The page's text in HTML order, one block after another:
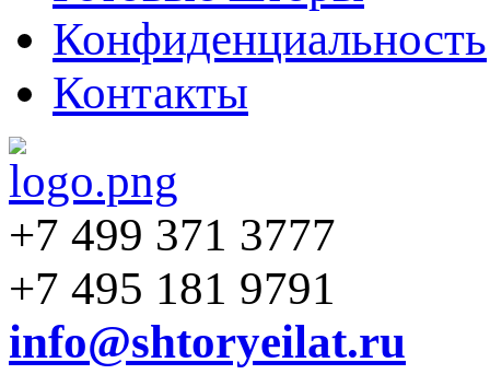
Конфиденциальность
Контакты
+7 499 371 3777
+7 495 181 9791
info@shtoryeilat.ru